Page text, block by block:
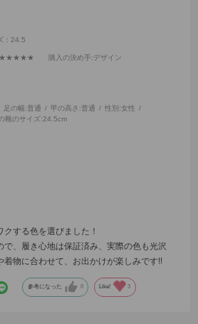
：24.5
購入の決め手:デザイン
足の幅:普通 甲の高さ:普通 性別:女性
靴のサイズ:24.5cm
する色を選びました！
で、履き心地は保証済み、実際の色も光沢
着物に合わせて、お出かけが楽しみです!!
参考になった 0 Like! 3